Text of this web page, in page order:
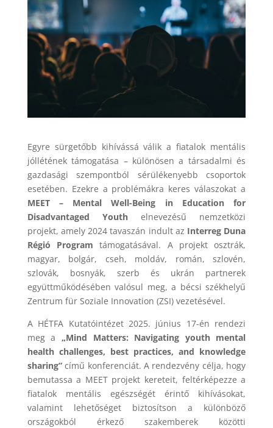
Egyre sürgetőbb kihívássá válik a fiatalok mentális
jóllétének támogatása – különösen a társadalmi és
gazdasági szempontból sérülékenyebb csoportok
esetében. Ezekre a problémákra keres válaszokat a
MEET – Mental Well-Being in Education for
Disadvantaged Youthelnevezésű nemzetközi
projekt, amely 2024 tavaszán indult az Interreg Duna
Régió Program támogatásával. A projekt osztrák,
magyar, bolgár, cseh, moldáv, román, szlovén,
szlovák, bosnyák, szerb és ukrán partnerek
együttműködésében valósul meg, a bécsi székhelyű
Zentrum für Soziale Innovation (ZSI) vezetésével.
A HÉTFA Kutatóintézet 2025. június 17-én rendezi
meg a „Mind Matters: Navigating youth mental
health challenges, best practices, and knowledge
sharing”című konferenciát. A rendezvény célja, hogy
bemutassa a MEET projekt kereteit, feltérképezze a
fiatalok mentális egészségét érintő kihívásokat,
valamint lehetőséget biztosítson a különböző
országokból érkező szakemberek közötti